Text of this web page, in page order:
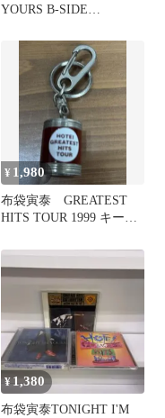
YOURS B-SIDE
¥ 1,980
布袋寅泰 GREATEST
HITS TOUR 1999 キーホ
¥1,380
布袋寅泰TONIGHT I'M